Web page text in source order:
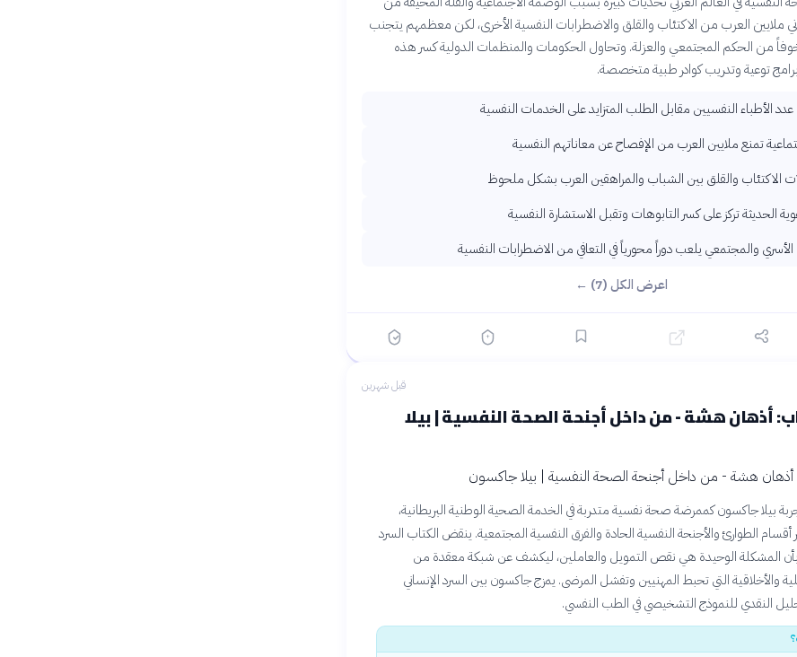
ملايين العرب من الاكتئاب والقلق والاضطرابات النفسية الأخرى، لكن معظمهم يتجنب
من الحكم المجتمعي والعزلة. وتحاول الحكومات والمنظمات الدولية كسر هذه
توعية وتدريب كوادر طبية متخصصة.
الأطباء النفسيين مقابل الطلب المتزايد على الخدمات النفسية
تمنع ملايين العرب من الإفصاح عن معاناتهم النفسية
الاكتئاب والقلق بين الشباب والمراهقين العرب بشكل ملحوظ
الحديثة تركز على كسر التابوهات وتقبل الاستشارة النفسية
الأسري والمجتمعي يلعب دوراً محورياً في التعافي من الاضطرابات النفسية
اعرض الكل (7) ←
قبل شهرين
أذهان هشة - من داخل أجنحة الصحة النفسية | بيلا
بيلا جاكسون كممرضة صحة نفسية متدربة في الخدمة الصحية الوطنية البريطانية،
الطوارئ والأجنحة النفسية الحادة والفرق النفسية المجتمعية. ينقض الكتاب السرد
بأن المشكلة الوحيدة هي نقص التمويل والعاملين، ليكشف عن شبكة معقدة من
والأخلاقية التي تحبط المهنيين وتفشل المرضى. يمزج جاكسون بين السرد الإنساني
النقدي للنموذج التشخيصي في الطب النفسي.